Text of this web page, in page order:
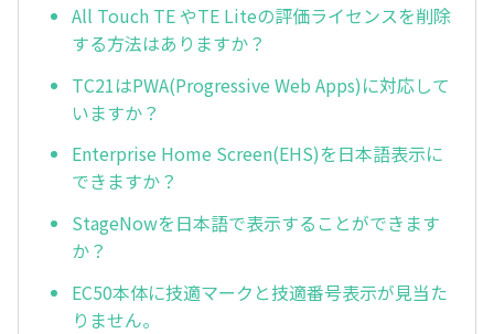
All Touch TE やTE Liteの評価ライセンスを削除
する方法はありますか？
TC21はPWA(Progressive Web Apps)に対応して
いますか？
Enterprise Home Screen(EHS)を日本語表示に
できますか？
StageNowを日本語で表示することができます
か？
EC50本体に技適マークと技適番号表示が見当た
りません。